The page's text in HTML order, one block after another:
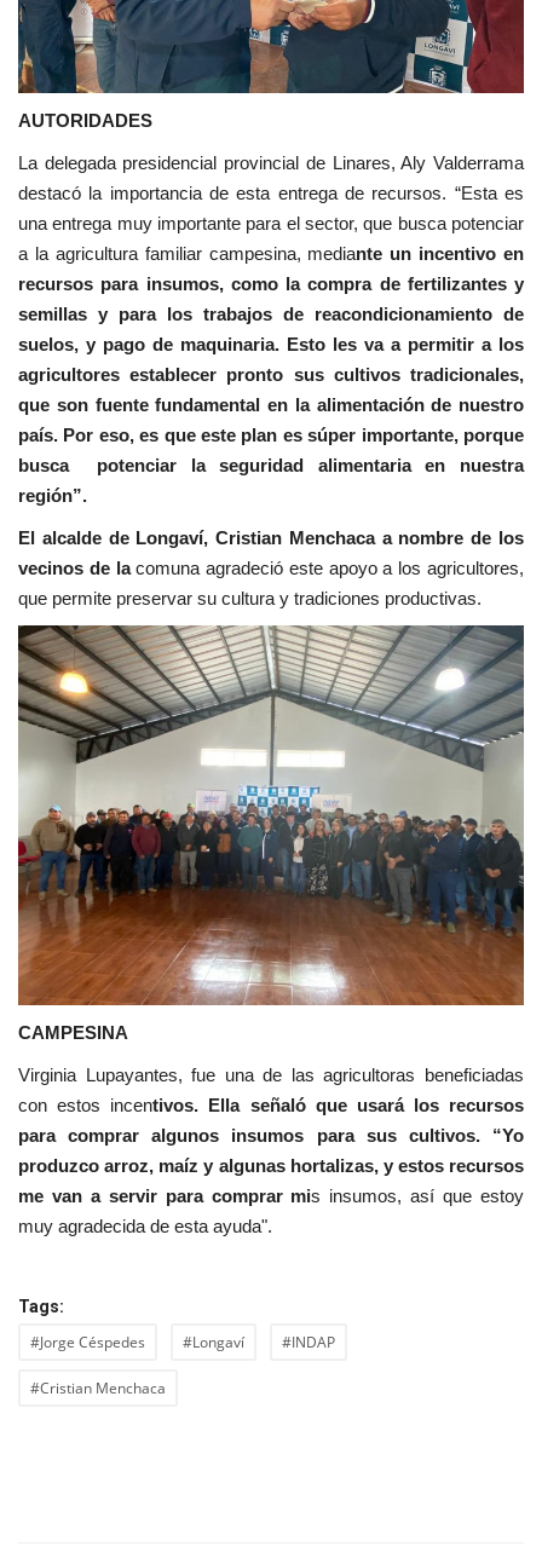
AUTORIDADES
La delegada presidencial provincial de Linares, Aly Valderrama
destacó la importancia de esta entrega de recursos. “Esta es
una entrega muy importante para el sector, que busca potenciar
a la agricultura familiar campesina, mediante un incentivo en
recursos para insumos, como la compra de fertilizantes y
semillas y para los trabajos de reacondicionamiento de
suelos, y pago de maquinaria. Esto les va a permitir a los
agricultores establecer pronto sus cultivos tradicionales,
que son fuente fundamental en la alimentación de nuestro
país. Por eso, es que este plan es súper importante, porque
busca potenciar la seguridad alimentaria en nuestra
región”.
El alcalde de Longaví, Cristian Menchaca a nombre de los
vecinos de lacomuna agradeció este apoyo a los agricultores,
que permite preservar su cultura y tradiciones productivas.
CAMPESINA
Virginia Lupayantes, fue una de las agricultoras beneficiadas
con estos incentivos. Ella señaló que usará los recursos
para comprar algunos insumos para sus cultivos. “Yo
produzco arroz, maíz y algunas hortalizas, y estos recursos
me van a servir para comprar mis insumos, así que estoy
muy agradecida de esta ayuda".
Tags:
#Jorge Céspedes #Longaví #INDAP
#Cristian Menchaca